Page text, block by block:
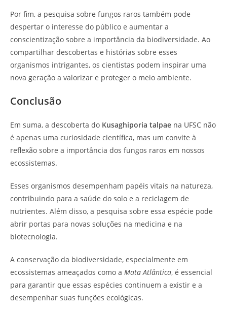
Por fim, a pesquisa sobre fungos raros também pode
despertar o interesse do público e aumentar a
conscientização sobre a importância da biodiversidade. Ao
compartilhar descobertas e histórias sobre esses
organismos intrigantes, os cientistas podem inspirar uma
nova geração a valorizar e proteger o meio ambiente.
Conclusão
Em suma, a descoberta do Kusaghiporia talpae na UFSC não
é apenas uma curiosidade científica, mas um convite à
reflexão sobre a importância dos fungos raros em nossos
ecossistemas.
Esses organismos desempenham papéis vitais na natureza,
contribuindo para a saúde do solo e a reciclagem de
nutrientes. Além disso, a pesquisa sobre essa espécie pode
abrir portas para novas soluções na medicina e na
biotecnologia.
A conservação da biodiversidade, especialmente em
ecossistemas ameaçados como a Mata Atlântica, é essencial
para garantir que essas espécies continuem a existir e a
desempenhar suas funções ecológicas.